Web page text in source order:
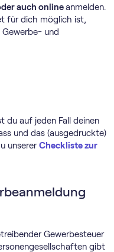
auch onlineanmelden.
für dich möglich ist,
und
du auf jeden Fall deinen
und das (ausgedruckte)
unsererCheckliste zur
Gewerbesteuer
gibt